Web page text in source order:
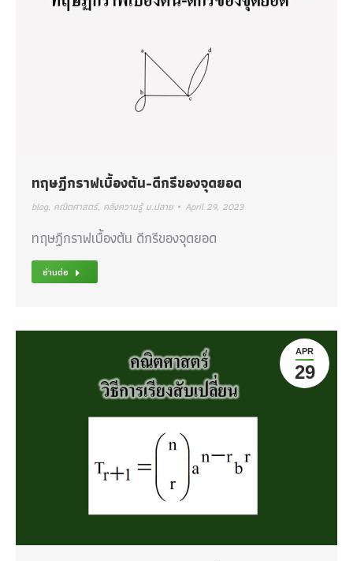
ทฤษฏีกราฟเบื้องต้น‎-ดีกรีของจุดยอด
blog, คณิตศาสตร์, คลังความรู้ ม.ปลาย April 29, 2023
ทฤษฏีกราฟเบื้องต้น‎ ดีกรีของจุดยอด
อ่านต่อ
APR
29